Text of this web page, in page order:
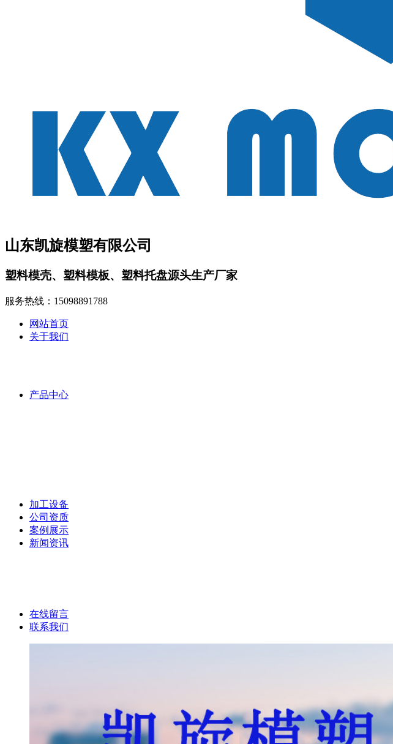
山东凯旋模塑有限公司
塑料模壳、塑料模板、塑料托盘源头生产厂家
服务热线： 15098891788
网站首页
关于我们
产品中心
加工设备
公司资质
案例展示
新闻资讯
在线留言
联系我们